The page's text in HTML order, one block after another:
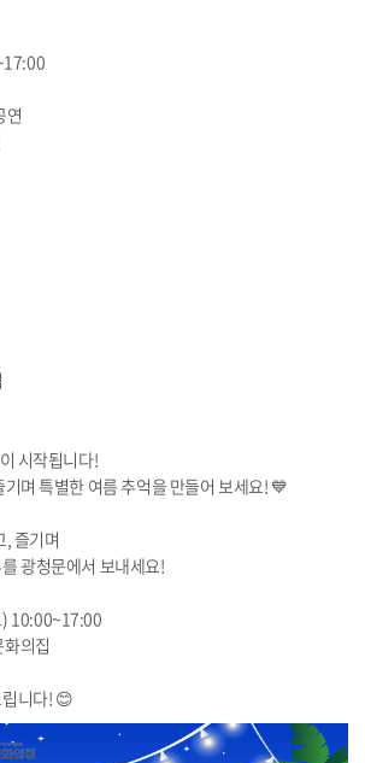
연
시작됩니다!
며 특별한 여름 추억을 만들어 보세요! 💙
, 즐기며
광청문에서 보내세요!
10:00~17:00
의집
니다! 😊